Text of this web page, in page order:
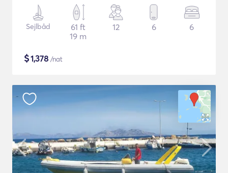
Sejlbåd
61 ft
19 m
12 6 6
$1,378 /nat